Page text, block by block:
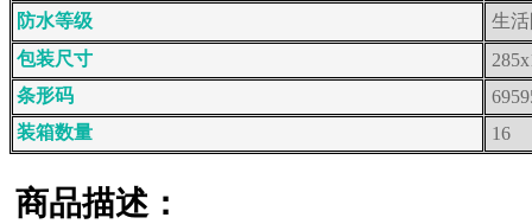
防水等级
生
包装尺寸
条形码
装箱数量
16
商品描述：